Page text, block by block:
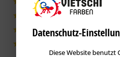
Datenschutz-
Diese Website benutzt